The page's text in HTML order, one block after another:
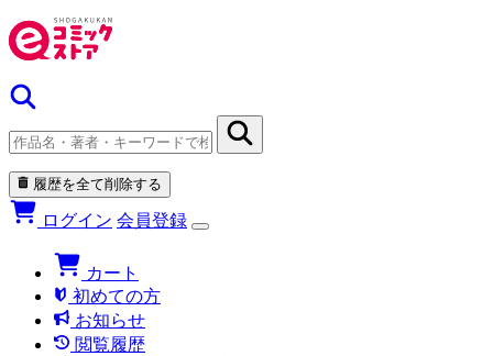
履歴を全て削除する
ログイン 会員登録
カート
初めての方
お知らせ
閲覧履歴